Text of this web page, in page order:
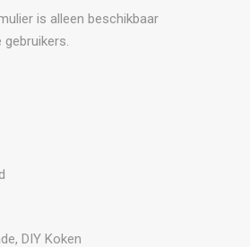
is alleen beschikbaar
DIY Koken